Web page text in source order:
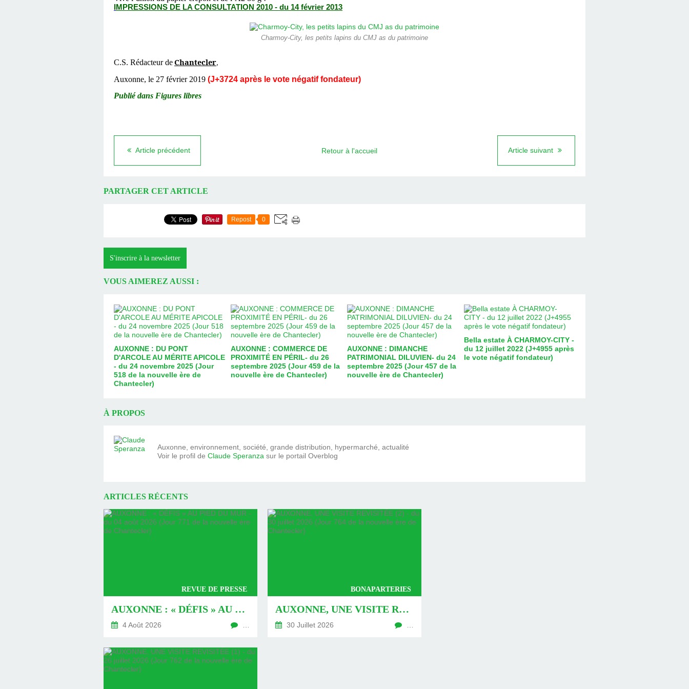
MPRESSIONS DE LA CONSULTATION 2010 - du 14 février 2013
Charmoy-City, les petits lapins du CMJ as du patrimoine
C.S. Rédacteur deChantecler,
Auxonne, le 27 février 2019 (J+3724 après le vote négatif fondateur)
Publié dans Figures libres
Article précédent Article suivant
Retour à l'accueil
PARTAGER CET ARTICLE
Repost 0
S'inscrire à la newsletter
VOUS AIMEREZ AUSSI :
AUXONNE : DU PONT
D'ARCOLE AU MÉRITE APICOLE
- du 24 novembre 2025 (Jour
518 de la nouvelle ère de
Chantecler)
AUXONNE : COMMERCE DE
PROXIMITÉ EN PÉRIL- du 26
septembre 2025 (Jour 459 de la
nouvelle ère de Chantecler)
AUXONNE : DIMANCHE
PATRIMONIAL DILUVIEN- du 24
septembre 2025 (Jour 457 de la
nouvelle ère de Chantecler)
Bella estate À CHARMOY-CITY -
du 12 juillet 2022 (J+4955 après
le vote négatif fondateur)
À PROPOS
Auxonne, environnement, société, grande distribution, hypermarché, actualité
Voir le profil de Claude Speranza sur le portail Overblog
ARTICLES RÉCENTS
REVUE DE PRESSE
AUXONNE : « DÉFIS » AU PIED DU MUR - DU 04 AOÛT 2026 (JOUR 771 DE LA NOUVELLE ÈRE DE CHANTECLER)
4 Août 2026 …
BONAPARTERIES
AUXONNE, UNE VISITE REVISITÉE (2) - DU 30 JUILLET 2026 (JOUR 764 DE LA NOUVELLE ÈRE DE CHANTECLER)
30 Juillet 2026 …